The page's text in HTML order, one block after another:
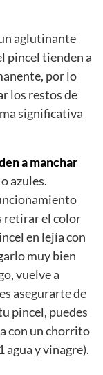
aglutinante
pincel tienden a
por lo
los restos de
significativa
a manchar
azules.
retirar el color
en lejía con
muy bien
vuelve a
asegurarte de
pincel, puedes
con un chorrito
y vinagre).